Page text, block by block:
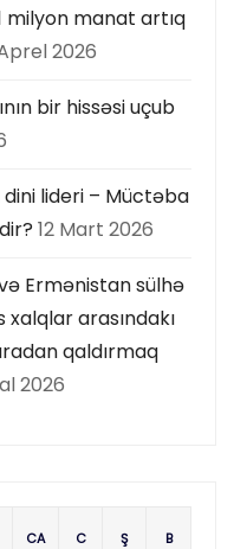
milyon manat artıq
2026
bir hissəsi uçub
dini lideri – Müctəba
12 Mart 2026
Ermənistan sülhə
xalqlar arasındakı
qaldırmaq
2026
CA C Ş B